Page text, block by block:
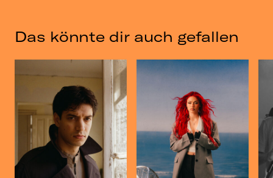
Das könnte dir auch gefallen